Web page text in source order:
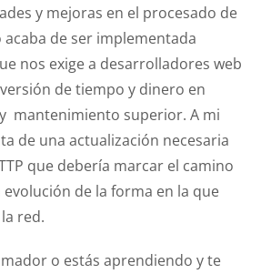
y mejoras en el procesado de
acaba de ser implementada
nos exige a desarrolladores web
de tiempo y dinero en
mantenimiento superior. A mi
de una actualización necesaria
que debería marcar el camino
evolución de la forma en la que
red.
o estás aprendiendo y te